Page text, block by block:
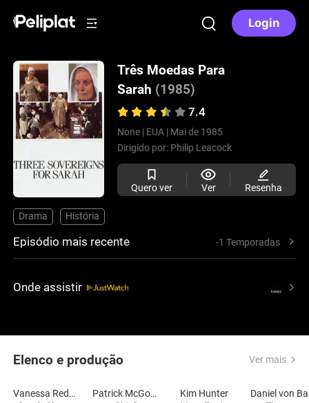
Login
Três Moedas Para
Sarah (1985)
7.4
None | EUA | Mai de 1985
Dirigido por: Philip Leacock
Quero ver Ver Resenha
Drama História
Episódio mais recente -1 Temporadas
Onde assistir
Elenco e produção Ver mais
Vanessa Redgrave
Patrick McGoohan
Kim Hunter